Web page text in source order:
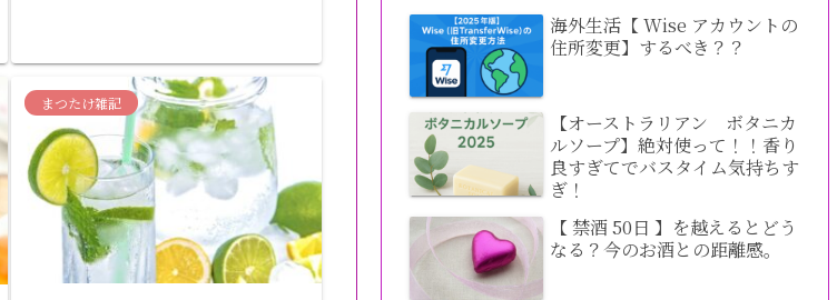
まつたけ雑記
海外生活【 Wise アカウントの
住所変更】するべき？？
【オーストラリアン ボタニカ
ルソープ】絶対使って！！香り
良すぎてでバスタイム気持ちす
ぎ！
【 禁酒 50日 】を越えるとどう
なる？今のお酒との距離感。